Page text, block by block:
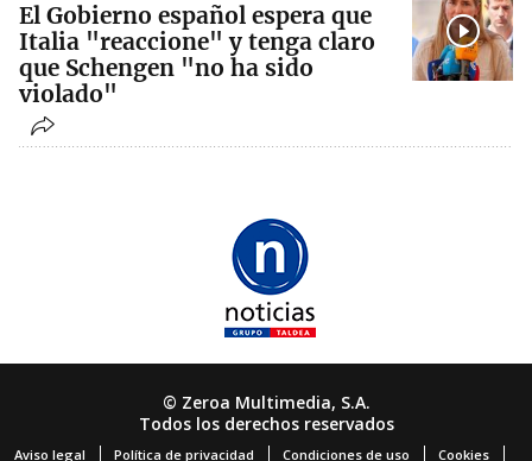
El Gobierno español espera que
Italia "reaccione" y tenga claro
que Schengen "no ha sido
violado"
© Zeroa Multimedia, S.A.
Todos los derechos reservados
Aviso legal Política de privacidad Condiciones de uso Cookies